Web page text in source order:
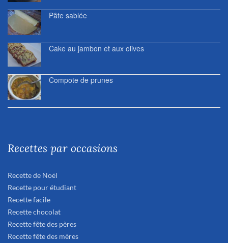
Pâte sablée
Cake au jambon et aux olives
Compote de prunes
Recettes par occasions
Recette de Noël
Recette pour étudiant
Recette facile
Recette chocolat
Recette fête des pères
Recette fête des mères